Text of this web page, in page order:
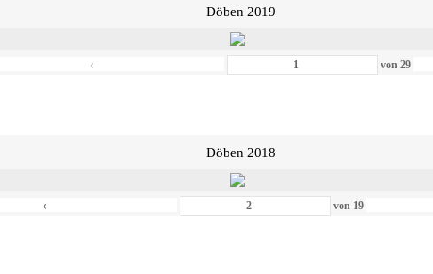
Döben 2019
‹ von29
Döben 2018
‹ von 19